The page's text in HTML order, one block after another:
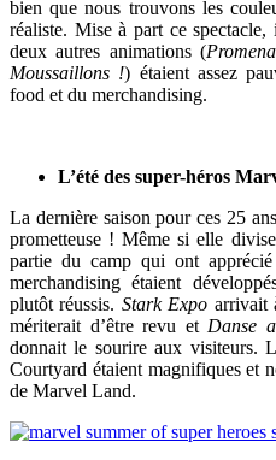
bien que nous trouvons les
réaliste. Mise à part ce
deux autres animations (
Moussaillons !) étaient assez
food et du merchandising.
L’été des super-héros
La dernière saison pour ces 25
prometteuse ! Même si elle
partie du camp qui ont
merchandising étaient
plutôt réussis. Stark Expo arrivait
mériterait d’être revu et Danse
donnait le sourire aux visiteurs.
Courtyard étaient magnifiques et
de Marvel Land.